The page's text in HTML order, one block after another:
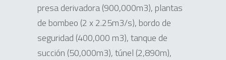
presa derivadora (900,000m3), plantas
de bombeo (2 x 2.25m3/s), bordo de
seguridad (400,000 m3), tanque de
succión (50,000m3), túnel (2,890m),